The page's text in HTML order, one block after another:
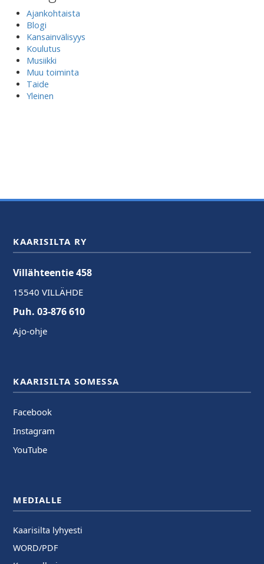
Ajankohtaista
Blogi
Kansainvälisyys
Koulutus
Musiikki
Muu toiminta
Taide
Yleinen
KAARISILTA RY
Villähteentie 458
15540 VILLÄHDE
Puh. 03-876 610
Ajo-ohje
KAARISILTA SOMESSA
Facebook
Instagram
YouTube
MEDIALLE
Kaarisilta lyhyesti
WORD/PDF